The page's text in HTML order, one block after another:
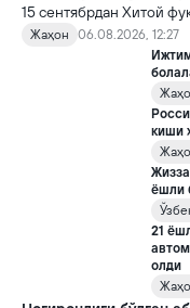
15 сентябрдан Хитой
хорижликлар учун эса
қоидалар кучга киради.
Жаҳон
06.08.2026, 12:27
киши
ёшли
21
олди